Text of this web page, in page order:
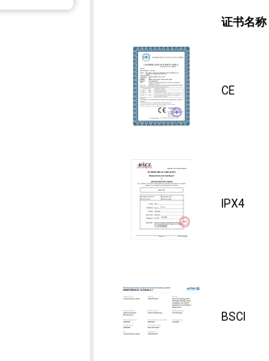
证书名称
CE
IPX4
BSCI